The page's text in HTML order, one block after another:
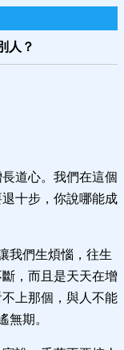
人？
道心。我們在這個
十步，你說哪能成
我們生煩惱，往生
，而且是天天在增
上那個，與人不能
無期。